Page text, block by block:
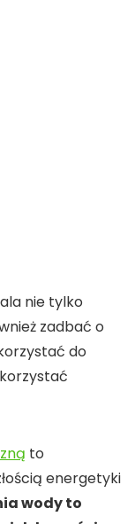
nie tylko
zadbać o
do
to
energetyki
wody to